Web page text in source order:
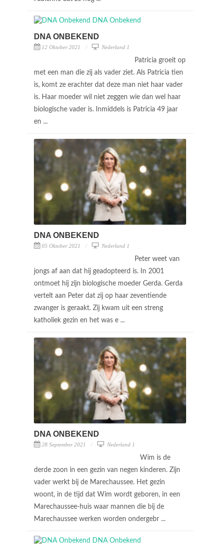
DNA ONBEKEND
12 Oktober 2021 Nederland 1
Patricia groeit op
met een man die zij als vader ziet. Als Patricia tien
is, komt ze erachter dat deze man niet haar vader
is. Haar moeder wil niet zeggen wie dan wel haar
biologische vader is. Inmiddels is Patricia 49 jaar
en ...
DNA ONBEKEND
05 Oktober 2021 Nederland 1
Peter weet van
jongs af aan dat hij geadopteerd is. In 2001
ontmoet hij zijn biologische moeder Gerda. Gerda
vertelt aan Peter dat zij op haar zeventiende
zwanger is geraakt. Zij kwam uit een streng
katholiek gezin en het was e ...
DNA ONBEKEND
28 September 2021 Nederland 1
Wim is de
derde zoon in een gezin van negen kinderen. Zijn
vader werkt bij de Marechaussee. Het gezin
woont, in de tijd dat Wim wordt geboren, in een
Marechaussee-huis waar mannen die bij de
Marechaussee werken worden ondergebr ...